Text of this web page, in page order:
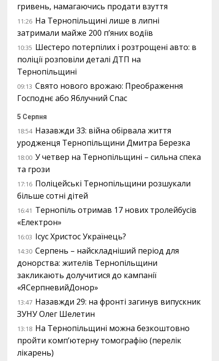
гривень, намагаючись продати взуття
11:26 На Тернопільщині лише в липні
затримали майже 200 п’яних водіїв
10:35 Шестеро потерпілих і розтрощені авто: в
поліції розповіли деталі ДТП на
Тернопільщині
09:13 Свято нового врожаю: Преображення
Господнє або Яблучний Спас
5 Серпня
18:54 Назавжди 33: війна обірвала життя
уродженця Тернопільщини Дмитра Березка
18:00 У четвер на Тернопільщині – сильна спека
та грози
17:16 Поліцейські Тернопільщини розшукали
більше сотні дітей
16:41 Тернопіль отримав 17 нових тролейбусів
«Електрон»
16:03 Ісус Христос Українець?
14:30 Серпень – найскладніший період для
донорства: жителів Тернопільщини
закликають долучитися до кампанії
«ЯСерпневийДонор»
13:47 Назавжди 29: на фронті загинув випускник
ЗУНУ Олег Шелетин
13:18 На Тернопільщині можна безкоштовно
пройти комп’ютерну томографію (перелік
лікарень)